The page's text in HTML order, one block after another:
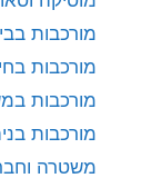
מורכבות
מורכבות
מורכבות
מורכבות
משטרה